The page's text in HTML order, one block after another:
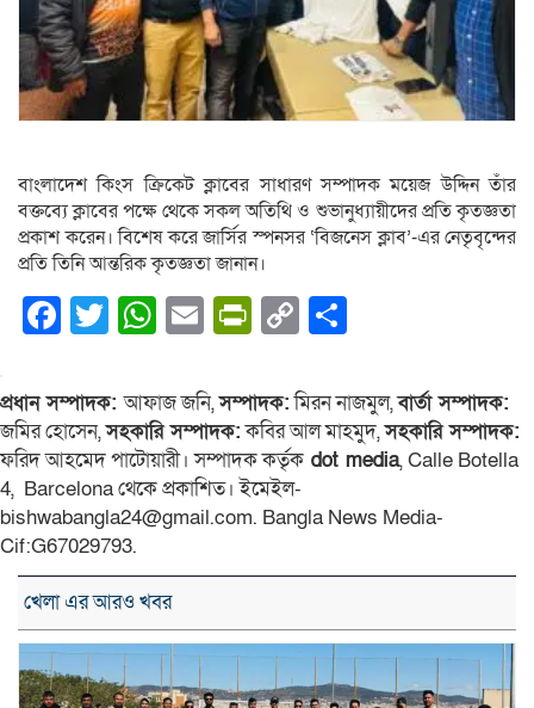
বাংলাদেশ কিংস ক্রিকেট ক্লাবের সাধারণ সম্পাদক ময়েজ উদ্দিন তাঁর
বক্তব্যে ক্লাবের পক্ষে থেকে সকল অতিথি ও শুভানুধ্যায়ীদের প্রতি কৃতজ্ঞতা
প্রকাশ করেন। বিশেষ করে জার্সির স্পনসর ‘বিজনেস ক্লাব’-এর নেতৃবৃন্দের
প্রতি তিনি আন্তরিক কৃতজ্ঞতা জানান।
Facebook
Twitter
WhatsApp
EmailPrintFriendly
Copy
প্রধান সম্পাদক:আফাজ জনি,সম্পাদক:মিরন নাজমুল,বার্তা সম্পাদক:
জমির হোসেন,সহকারি সম্পাদক:কবির আল মাহমুদ,সহকারি সম্পাদক:
ফরিদ আহমেদ পাটোয়ারী। সম্পাদক কর্তৃক dot media, Calle Botella
4, Barcelona থেকে প্রকাশিত। ইমেইল-
bishwabangla24@gmail.com. Bangla News Media-
Cif:G67029793.
খেলা এর আরও খবর